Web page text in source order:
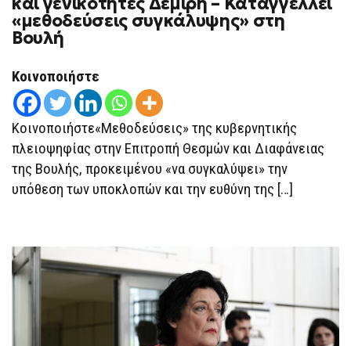
ΥΠΟΚΛΟΠΈΣ:
ΑΟΡΙΣΤΟΛΟΓΊΕΣ
«ΜΕΘΟΔΕΎΣΕΙΣ
ΣΥΓΚΆΛΥΨΗΣ»
ΣΤΗ
ΒΟΥΛΉ
«μεθοδεύσεις συγκάλυψης» στη
Βουλή
Κοινοποιήστε
Κοινοποιήστε«Μεθοδεύσεις» της κυβερνητικής
πλειοψηφίας στην Επιτροπή Θεσμών και Διαφάνειας
της Βουλής, προκειμένου «να συγκαλύψει» την
υπόθεση των υποκλοπών και την ευθύνη της […]